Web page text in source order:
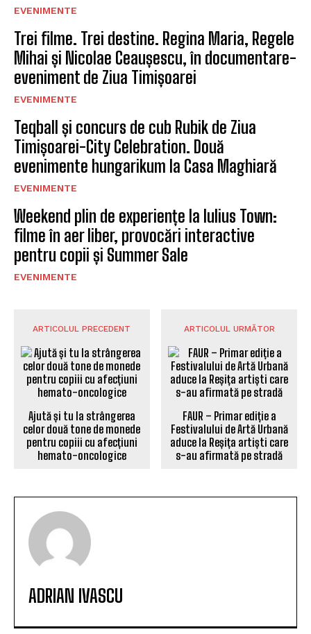
EVENIMENTE
Trei filme. Trei destine. Regina Maria, Regele
Mihai și Nicolae Ceaușescu, în documentare-
eveniment de Ziua Timișoarei
EVENIMENTE
Teqball și concurs de cub Rubik de Ziua
Timișoarei-City Celebration. Două
evenimente hungarikum la Casa Maghiară
EVENIMENTE
Weekend plin de experiențe la Iulius Town:
filme în aer liber, provocări interactive
pentru copii și Summer Sale
EVENIMENTE
ARTICOLUL PRECEDENT
Ajută și tu la strângerea
celor două tone de monede
pentru copiii cu afecțiuni
hemato-oncologice
ARTICOLUL URMĂTOR
FAUR – Primar ediție a
Festivalului de Artă Urbană
aduce la Reșița artiști care
s-au afirmată pe stradă
ADRIAN IVASCU